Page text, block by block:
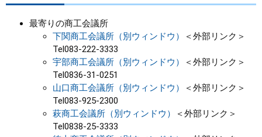
最寄りの商工会議所
下関商工会議所（別ウィンドウ）
＜外部リンク＞
Tel083-222-3333
宇部商工会議所（別ウィンドウ）
＜外部リンク＞
Tel0836-31-0251
山口商工会議所（別ウィンドウ）
＜外部リンク＞
Tel083-925-2300
萩商工会議所（別ウィンドウ）
＜外部リンク＞
Tel0838-25-3333